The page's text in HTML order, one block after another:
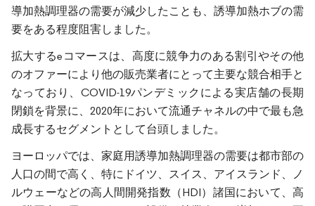
導加熱調理器の需要が減少したことも、誘導加熱ホブの需
要をある程度阻害しました。
拡大するeコマースは、高度に競争力のある割引やその他
のオファーにより他の販売業者にとって主要な競合相手と
なっており、COVID-19パンデミックによる実店舗の長期
閉鎖を背景に、2020年において流通チャネルの中で最も急
成長するセグメントとして台頭しました。
ヨーロッパでは、家庭用誘導加熱調理器の需要は都市部の
人口の間で高く、特にドイツ、スイス、アイスランド、ノ
ルウェーなどの高人間開発指数（HDI）諸国において、高